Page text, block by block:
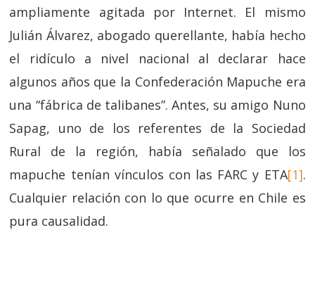
ampliamente agitada por Internet. El mismo
Julián Álvarez, abogado querellante, había hecho
el ridículo a nivel nacional al declarar hace
algunos años que la Confederación Mapuche era
una “fábrica de talibanes”. Antes, su amigo Nuno
Sapag, uno de los referentes de la Sociedad
Rural de la región, había señalado que los
mapuche tenían vínculos con las FARC y ETA[1].
Cualquier relación con lo que ocurre en Chile es
pura causalidad.